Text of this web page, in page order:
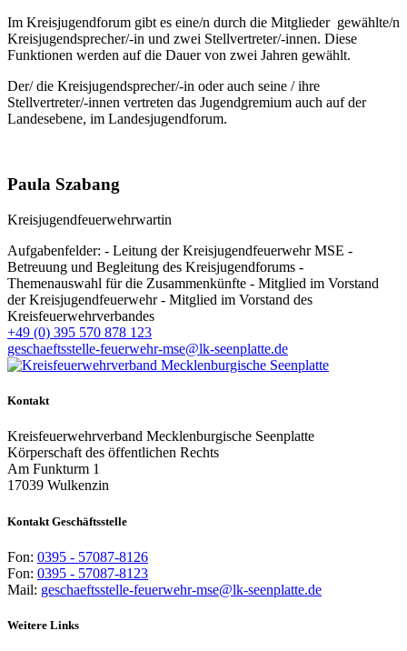
Im Kreisjugendforum gibt es eine/n durch die Mitglieder gewählte/n
Kreisjugendsprecher/-in und zwei Stellvertreter/-innen. Diese
Funktionen werden auf die Dauer von zwei Jahren gewählt.
Der/ die Kreisjugendsprecher/-in oder auch seine / ihre
Stellvertreter/-innen vertreten das Jugendgremium auch auf der
Landesebene, im Landesjugendforum.
Paula Szabang
Kreisjugendfeuerwehrwartin
Aufgabenfelder: - Leitung der Kreisjugendfeuerwehr MSE -
Betreuung und Begleitung des Kreisjugendforums -
Themenauswahl für die Zusammenkünfte - Mitglied im Vorstand
der Kreisjugendfeuerwehr - Mitglied im Vorstand des
Kreisfeuerwehrverbandes
+49 (0) 395 570 878 123
geschaeftsstelle-feuerwehr-mse@lk-seenplatte.de
Kontakt
Kreisfeuerwehrverband Mecklenburgische Seenplatte
Körperschaft des öffentlichen Rechts
Am Funkturm 1
17039 Wulkenzin
Kontakt Geschäftsstelle
Fon: 0395 - 57087-8126
Fon: 0395 - 57087-8123
Mail: geschaeftsstelle-feuerwehr-mse@lk-seenplatte.de
Weitere Links